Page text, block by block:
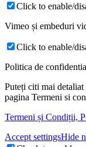
Click to enable/
Vimeo și embeduri
Click to enable/
Politica de
Puteți citi mai
pagina Termeni si
Termeni și Condiții,
Accept settingsHide